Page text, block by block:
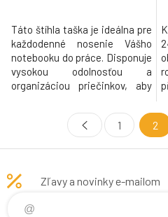
Táto štíhla taška je ideálna pre
každodenné nosenie Vášho
notebooku do práce. Disponuje
vysokou odolnosťou a
organizáciou priečinkov, aby
potreby. Vďaka priestranným
priečinkom pre myš, káble,
smartfón, tablet a notebook,
pre Vašu prácu vždy so sebou.
1 2
Zľavy a novinky e-mailom